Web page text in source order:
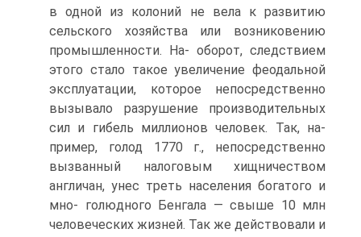
в одной из колоний не вела к развитию
сельского хозяйства или возниковению
промышленности. На- оборот, следствием
этого стало такое увеличение феодальной
эксплуатации, которое непосредственно
вызывало разрушение производительных
сил и гибель миллионов человек. Так, на-
пример, голод 1770 г., непосредственно
вызванный налоговым хищничеством
англичан, унес треть населения богатого и
мно- голюдного Бенгала — свыше 10 млн
человеческих жизней. Так же действовали и